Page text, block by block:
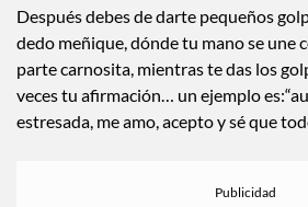
Después debes de darte pequeños
dedo meñique, dónde tu mano se une
parte carnosita, mientras te das los
veces tu afirmación… un ejemplo